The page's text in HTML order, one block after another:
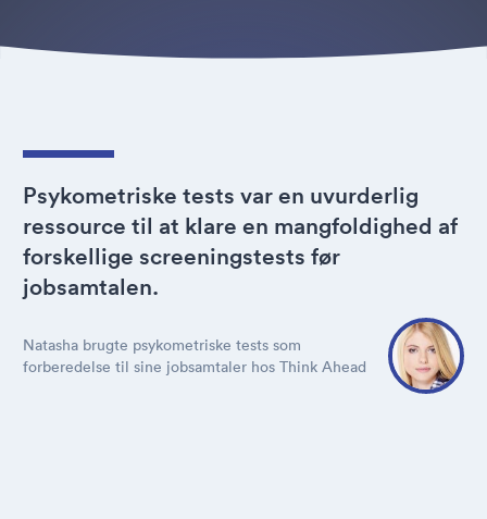
Psykometriske tests var en uvurderlig
ressource til at klare en mangfoldighed af
forskellige screeningstests før
jobsamtalen.
Natasha brugte psykometriske tests som
forberedelse til sine jobsamtaler hos Think Ahead